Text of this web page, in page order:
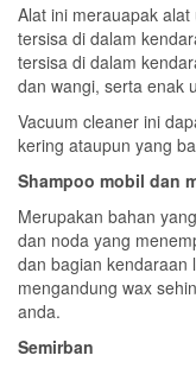
Alat ini merauapak
tersisa di dalam
tersisa di dalam
dan wangi, serta enak
Vacuum cleaner ini
kering ataupun yang
Shampoo mobil dan
Merupakan bahan
dan noda yang
dan bagian kendaraan
mengandung wax
anda.
Semirban